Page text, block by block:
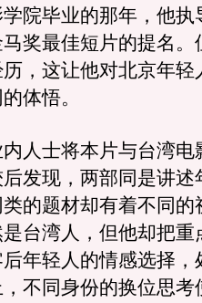
院毕业的那年，他执
奖最佳短片的提名。
，这让他对北京年轻
体悟。
士将本片与台湾电
发现，两部同是讲述
的题材却有着不同的
台湾人，但他却把重
年轻人的情感选择，
不同身份的换位思考